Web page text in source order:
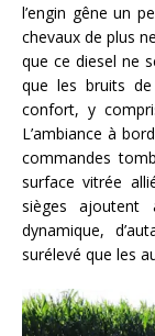
l’engin gêne un
chevaux de plus
que ce diesel ne
que les bruits
confort, y
L’ambiance à
commandes
surface vitrée
sièges ajoutent
dynamique,
surélevé que les